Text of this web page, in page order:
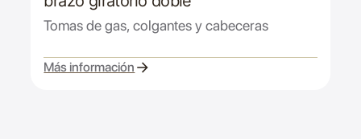
Tomas de gas, colgantes y cabeceras
Más información